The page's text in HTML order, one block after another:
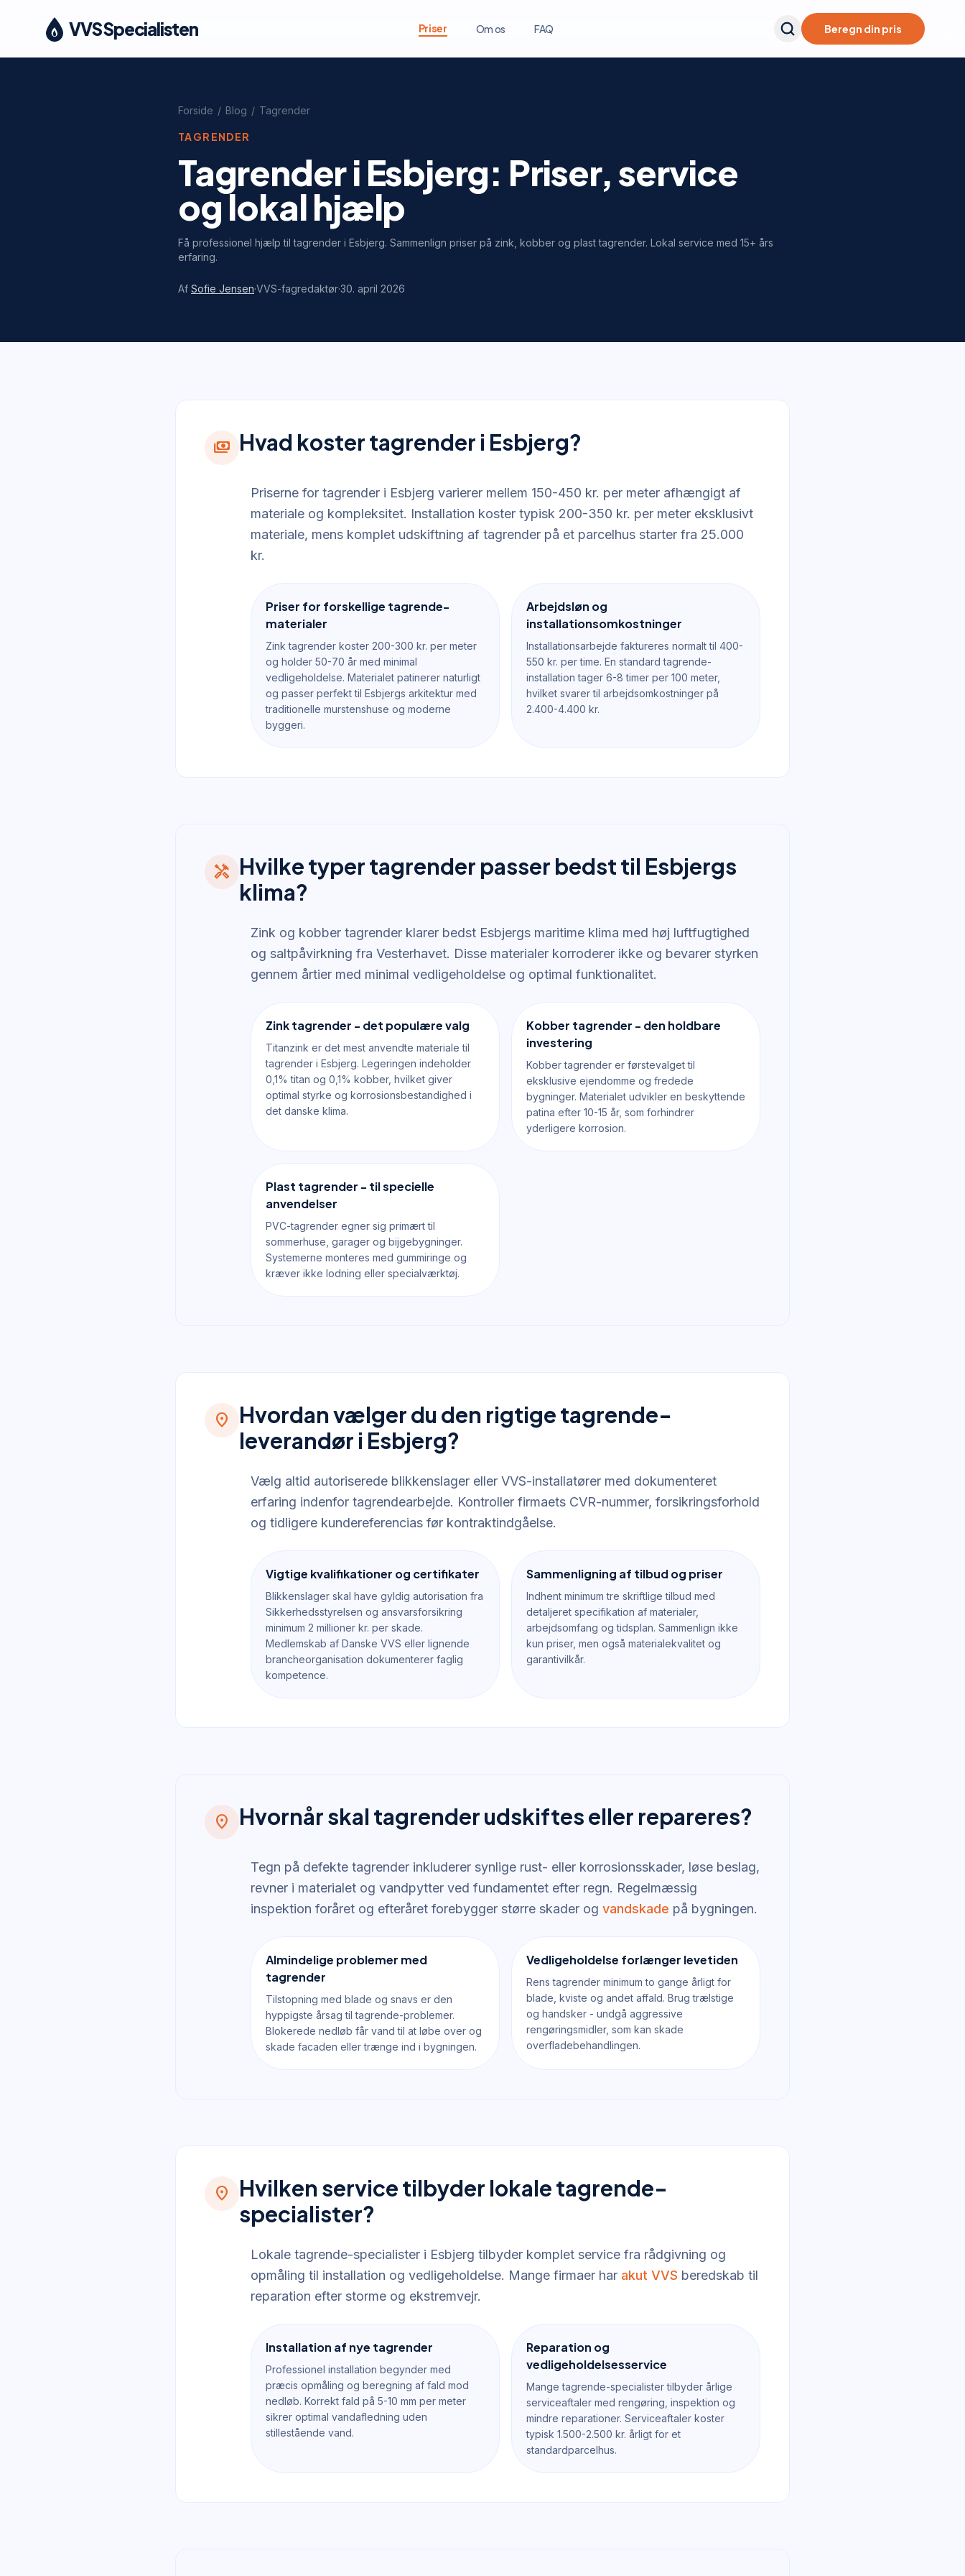
VVS Specialisten Priser Om os FAQ Beregn din pris
Forside / Blog / Tagrender
TAGRENDER
Tagrender i Esbjerg: Priser, service
og lokal hjælp
Få professionel hjælp til tagrender i Esbjerg. Sammenlign priser på zink, kobber og plast tagrender. Lokal service med 15+ års
erfaring.
Af Sofie Jensen·VVS-fagredaktør·30. april 2026
payments Hvad koster tagrender i Esbjerg?
Priserne for tagrender i Esbjerg varierer mellem 150-450 kr. per meter afhængigt af
materiale og kompleksitet. Installation koster typisk 200-350 kr. per meter eksklusivt
materiale, mens komplet udskiftning af tagrender på et parcelhus starter fra 25.000
kr.
Priser for forskellige tagrende-
materialer
Zink tagrender koster 200-300 kr. per meter
og holder 50-70 år med minimal
vedligeholdelse. Materialet patinerer naturligt
og passer perfekt til Esbjergs arkitektur med
traditionelle murstenshuse og moderne
byggeri.
Arbejdsløn og
installationsomkostninger
Installationsarbejde faktureres normalt til 400-
550 kr. per time. En standard tagrende-
installation tager 6-8 timer per 100 meter,
hvilket svarer til arbejdsomkostninger på
2.400-4.400 kr.
handyman Hvilke typer tagrender passer bedst til Esbjergs
klima?
Zink og kobber tagrender klarer bedst Esbjergs maritime klima med høj luftfugtighed
og saltpåvirkning fra Vesterhavet. Disse materialer korroderer ikke og bevarer styrken
gennem årtier med minimal vedligeholdelse og optimal funktionalitet.
Zink tagrender - det populære valg
Titanzink er det mest anvendte materiale til
tagrender i Esbjerg. Legeringen indeholder
0,1% titan og 0,1% kobber, hvilket giver
optimal styrke og korrosionsbestandighed i
det danske klima.
Kobber tagrender - den holdbare
investering
Kobber tagrender er førstevalget til
eksklusive ejendomme og fredede
bygninger. Materialet udvikler en beskyttende
patina efter 10-15 år, som forhindrer
yderligere korrosion.
Plast tagrender - til specielle
anvendelser
PVC-tagrender egner sig primært til
sommerhuse, garager og bijgebygninger.
Systemerne monteres med gummiringe og
kræver ikke lodning eller specialværktøj.
location_on
Hvordan vælger du den rigtige tagrende-
leverandør i Esbjerg?
Vælg altid autoriserede blikkenslager eller VVS-installatører med dokumenteret
erfaring indenfor tagrendearbejde. Kontroller firmaets CVR-nummer, forsikringsforhold
og tidligere kundereferencias før kontraktindgåelse.
Vigtige kvalifikationer og certifikater
Blikkenslager skal have gyldig autorisation fra
Sikkerhedsstyrelsen og ansvarsforsikring
minimum 2 millioner kr. per skade.
Medlemskab af Danske VVS eller lignende
brancheorganisation dokumenterer faglig
kompetence.
Sammenligning af tilbud og priser
Indhent minimum tre skriftlige tilbud med
detaljeret specifikation af materialer,
arbejdsomfang og tidsplan. Sammenlign ikke
kun priser, men også materialekvalitet og
garantivilkår.
location_on Hvornår skal tagrender udskiftes eller repareres?
Tegn på defekte tagrender inkluderer synlige rust- eller korrosionsskader, løse beslag,
revner i materialet og vandpytter ved fundamentet efter regn. Regelmæssig
inspektion foråret og efteråret forebygger større skader og vandskade på bygningen.
Almindelige problemer med
tagrender
Tilstopning med blade og snavs er den
hyppigste årsag til tagrende-problemer.
Blokerede nedløb får vand til at løbe over og
skade facaden eller trænge ind i bygningen.
Vedligeholdelse forlænger levetiden
Rens tagrender minimum to gange årligt for
blade, kviste og andet affald. Brug trælstige
og handsker - undgå aggressive
rengøringsmidler, som kan skade
overfladebehandlingen.
location_on
Hvilken service tilbyder lokale tagrende-
specialister?
Lokale tagrende-specialister i Esbjerg tilbyder komplet service fra rådgivning og
opmåling til installation og vedligeholdelse. Mange firmaer har akut VVS beredskab til
reparation efter storme og ekstremvejr.
Installation af nye tagrender
Professionel installation begynder med
præcis opmåling og beregning af fald mod
nedløb. Korrekt fald på 5-10 mm per meter
sikrer optimal vandafledning uden
stillestående vand.
Reparation og
vedligeholdelsesservice
Mange tagrende-specialister tilbyder årlige
serviceaftaler med rengøring, inspektion og
mindre reparationer. Serviceaftaler koster
typisk 1.500-2.500 kr. årligt for et
standardparcelhus.